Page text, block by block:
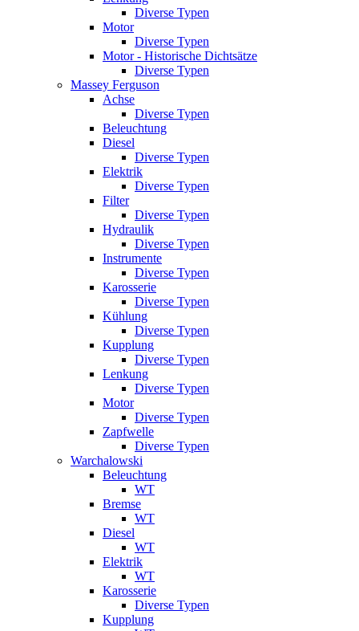
Diverse Typen
Motor
Diverse Typen
Motor - Historische Dichtsätze
Diverse Typen
Massey Ferguson
Achse
Diverse Typen
Beleuchtung
Diesel
Diverse Typen
Elektrik
Diverse Typen
Filter
Diverse Typen
Hydraulik
Diverse Typen
Instrumente
Diverse Typen
Karosserie
Diverse Typen
Kühlung
Diverse Typen
Kupplung
Diverse Typen
Lenkung
Diverse Typen
Motor
Diverse Typen
Zapfwelle
Diverse Typen
Warchalowski
Beleuchtung
WT
Bremse
WT
Diesel
WT
Elektrik
WT
Karosserie
Diverse Typen
Kupplung